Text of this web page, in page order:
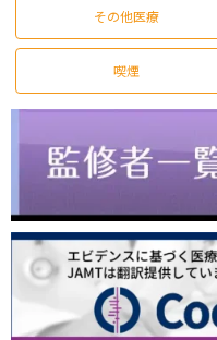
その他医療
喫煙